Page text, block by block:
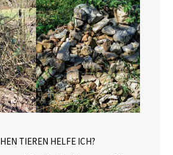
TIEREN HELFE ICH?